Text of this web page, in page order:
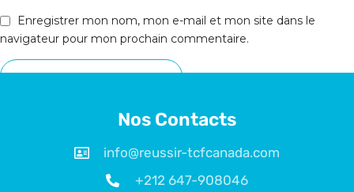
Enregistrer mon nom, mon e-mail et mon site dans le
navigateur pour mon prochain commentaire.
Nos Contacts
info@reussir-tcfcanada.com
+212 647-908046